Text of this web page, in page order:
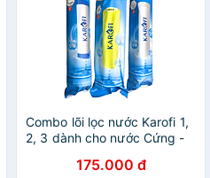
Combo lõi lọc nước Karofi 1,
2, 3 dành cho nước Cứng -
175.000 đ